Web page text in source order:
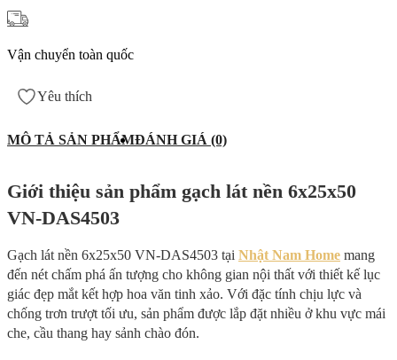
Vận chuyển toàn quốc
Yêu thích
MÔ TẢ SẢN PHẨMĐÁNH GIÁ (0)
Giới thiệu sản phẩm gạch lát nền 6x25x50
VN-DAS4503
Gạch lát nền 6x25x50 VN-DAS4503 tại Nhật Nam Home mang
đến nét chấm phá ấn tượng cho không gian nội thất với thiết kế lục
giác đẹp mắt kết hợp hoa văn tinh xảo. Với đặc tính chịu lực và
chống trơn trượt tối ưu, sản phẩm được lắp đặt nhiều ở khu vực mái
che, cầu thang hay sảnh chào đón.